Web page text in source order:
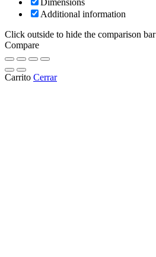
Dimensions
Additional information
Click outside to hide the comparison bar
Compare
Carrito Cerrar